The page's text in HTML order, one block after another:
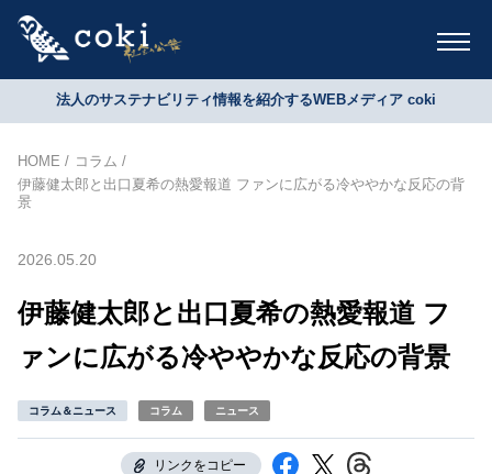
法人のサステナビリティ情報を紹介するWEBメディア coki
HOME
コラム
伊藤健太郎と出口夏希の熱愛報道 ファンに広がる冷ややかな反応の背
景
2026.05.20
伊藤健太郎と出口夏希の熱愛報道 フ
ァンに広がる冷ややかな反応の背景
コラム＆ニュース コラム ニュース
リンクをコピー